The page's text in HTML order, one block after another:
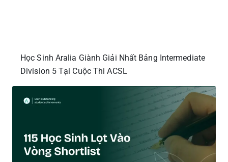
Học Sinh Aralia Giành Giải Nhất Bảng Intermediate
Division 5 Tại Cuộc Thi ACSL